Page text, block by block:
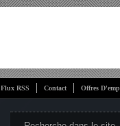
Flux RSS Contact Offres